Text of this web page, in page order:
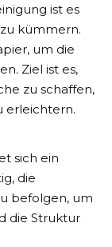
ist es
kümmern.
um die
Ziel ist es,
zu schaffen,
erleichtern.
sich ein
die
befolgen, um
die Struktur